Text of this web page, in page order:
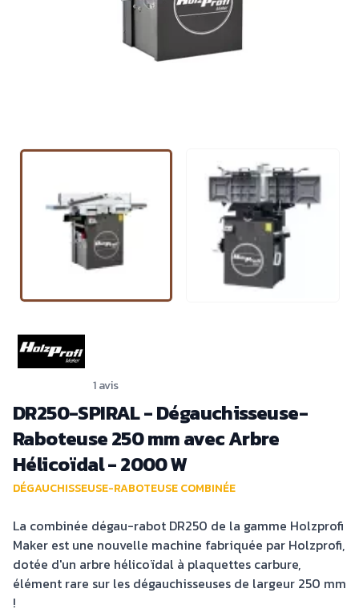
1 avis
DR250-SPIRAL - Dégauchisseuse-
Raboteuse 250 mm avec Arbre
Hélicoïdal - 2000 W
DÉGAUCHISSEUSE-RABOTEUSE COMBINÉE
La combinée dégau-rabot DR250 de la gamme Holzprofi
Maker est une nouvelle machine fabriquée par Holzprofi,
dotée d'un arbre hélicoïdal à plaquettes carbure,
élément rare sur les dégauchisseuses de largeur 250 mm
!